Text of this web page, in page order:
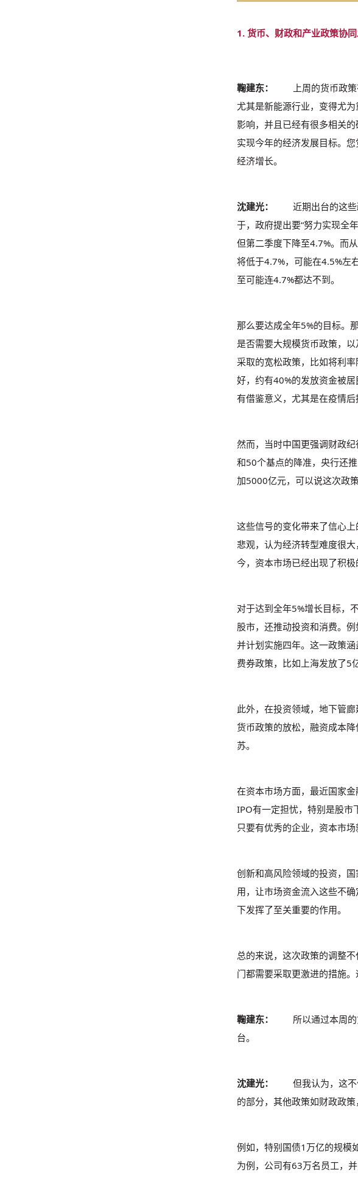
1. 货币、财政和产业政策协
鞠建东：
上周的货币政
尤其是新能源行业，变得尤
影响，并且已经有很多相关
实现今年的经济发展目标。
经济增长。
沈建光：
近期出台的这
于，政府提出要“努力实现全
但第二季度下降至4.7%。而
将低于4.7%，可能在4.5%左
至可能连4.7%都达不到。
那么要达成全年5%的目标。
是否需要大规模货币政策，
采取的宽松政策，比如将利
好，约有40%的发放资金被
有借鉴意义，尤其是在疫情后
然而，当时中国更强调财政
和50个基点的降准，央行还
加5000亿元，可以说这次政
这些信号的变化带来了信心
悲观，认为经济转型难度很
今，资本市场已经出现了积极
对于达到全年5%增长目标，
股市，还推动投资和消费。
并计划实施四年。这一政策
费券政策，比如上海发放了5
此外，在投资领域，地下管
货币政策的放松，融资成本
苏。
在资本市场方面，最近国家
IPO有一定担忧，特别是股市
只要有优秀的企业，资本市场
创新和高风险领域的投资，
用，让市场资金流入这些不
下发挥了至关重要的作用。
总的来说，这次政策的调整
门都需要采取更激进的措施
鞠建东：
所以通过本周
台。
沈建光：
但我认为，这
的部分，其他政策如财政政策
例如，特别国债1万亿的规模
为例，公司有63万名员工，